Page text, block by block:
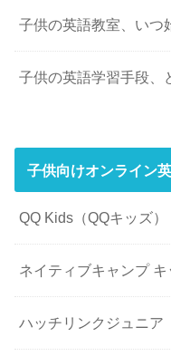
子供の英語教室、いつ
子供の英語学習手段、
子供向けオンライン
QQ Kids（QQキッズ）
ネイティブキャンプ キ
ハッチリンクジュニア